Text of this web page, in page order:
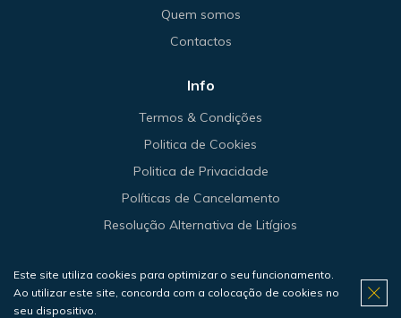
Quem somos
Contactos
Info
Termos & Condições
Politica de Cookies
Politica de Privacidade
Políticas de Cancelamento
Resolução Alternativa de Litígios
© 2026 Haliotis.
Este site utiliza cookies para optimizar o seu funcionamento.
Ao utilizar este site, concorda com a colocação de cookies no
seu dispositivo.